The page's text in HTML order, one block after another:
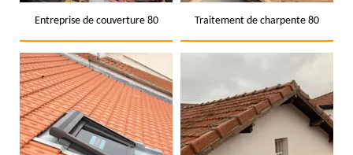
Entreprise de couverture 80 Traitement de charpente 80